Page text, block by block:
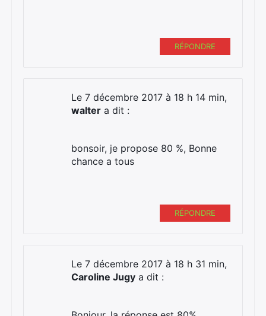
RÉPONDRE
Le 7 décembre 2017 à 18 h 14 min,
walter a dit :
bonsoir, je propose 80 %, Bonne
chance a tous
RÉPONDRE
Le 7 décembre 2017 à 18 h 31 min,
Caroline Jugy a dit :